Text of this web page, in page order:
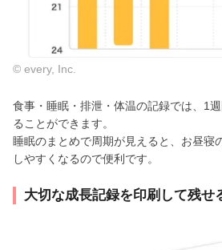
© every, Inc.
食事・睡眠・排泄・体温の記録では、1
ることができます。
睡眠のまとめで周期が見えると、お昼寝
しやすくなるので便利です。
大切な成長記録を印刷して残せ